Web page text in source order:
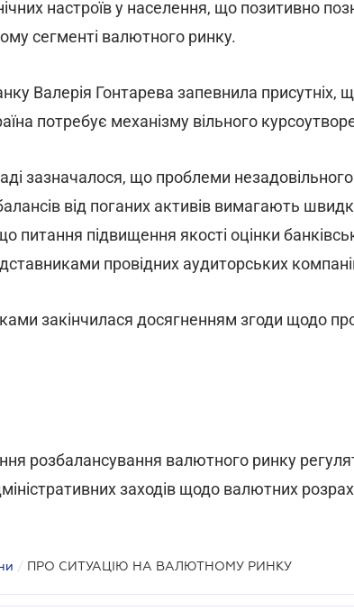
настроїв у населення, що позитивно
сегменті валютного ринку.
Валерія Гонтарева запевнила
потребує механізму вільного
зазначалося, що проблеми незадовільного
від поганих активів вимагають
питання підвищення якості оцінки
провідних аудиторських
закінчилася досягненням згоди щодо
розбалансування валютного ринку
заходів щодо валютних
/ ПРО СИТУАЦІЮ НА ВАЛЮТНОМУ РИНКУ